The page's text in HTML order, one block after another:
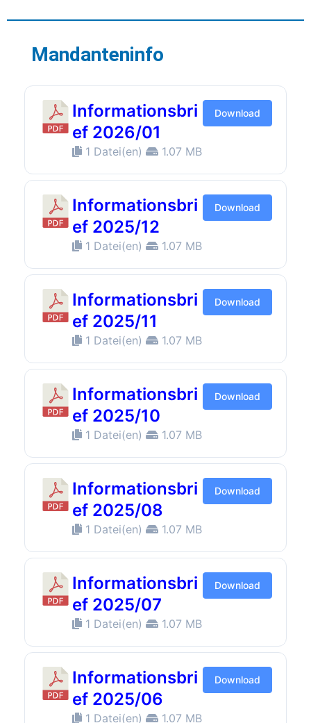
Mandanteninfo
Informationsbri
ef 2026/01
1 Datei(en) 1.07 MB
Download
Informationsbri
ef 2025/12
1 Datei(en) 1.07 MB
Download
Informationsbri
ef 2025/11
1 Datei(en) 1.07 MB
Download
Informationsbri
ef 2025/10
1 Datei(en) 1.07 MB
Download
Informationsbri
ef 2025/08
1 Datei(en) 1.07 MB
Download
Informationsbri
ef 2025/07
1 Datei(en) 1.07 MB
Download
Informationsbri
ef 2025/06
1 Datei(en) 1.07 MB
Download